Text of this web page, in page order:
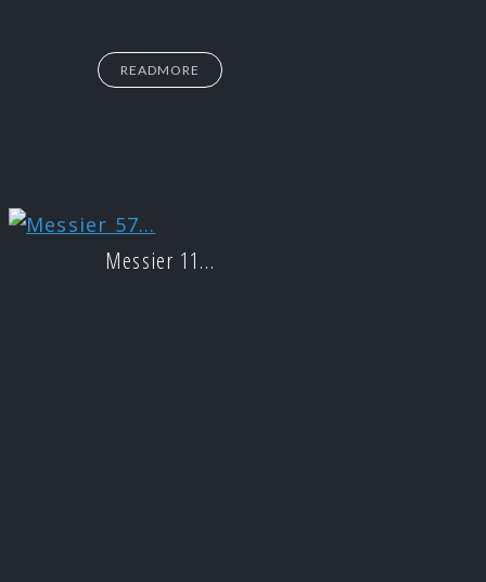
READMORE
Messier 11…